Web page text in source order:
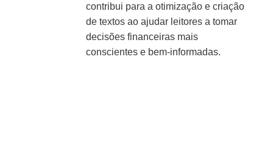
contribui para a otimização e criação
de textos ao ajudar leitores a tomar
decisões financeiras mais
conscientes e bem-informadas.